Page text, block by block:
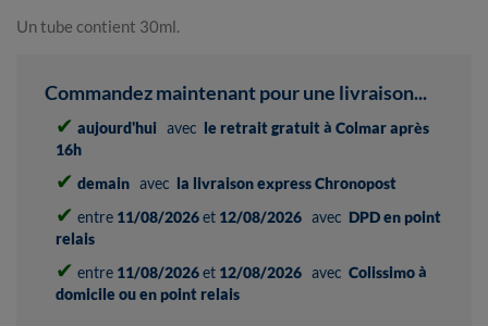
Un tube contient 30ml.
Commandez maintenant pour une livraison...
✔ aujourd'hui avec le retrait gratuit à Colmar après
16h
✔ demain avec la livraison express Chronopost
✔ entre 11/08/2026et 12/08/2026 avec DPD en point
relais
✔ entre 11/08/2026et 12/08/2026 avec Colissimo à
domicile ou en point relais